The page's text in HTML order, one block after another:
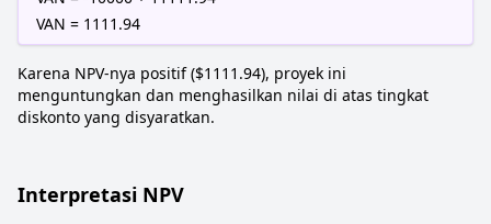
VAN = 1111.94
Karena NPV-nya positif ($1111.94), proyek ini
menguntungkan dan menghasilkan nilai di atas tingkat
diskonto yang disyaratkan.
Interpretasi NPV